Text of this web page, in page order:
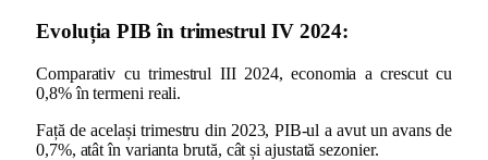
Evoluția PIB în trimestrul IV 2024:
Comparativ cu trimestrul III 2024, economia a crescut cu
0,8% în termeni reali.
Față de același trimestru din 2023, PIB-ul a avut un avans de
0,7%, atât în varianta brută, cât și ajustată sezonier.